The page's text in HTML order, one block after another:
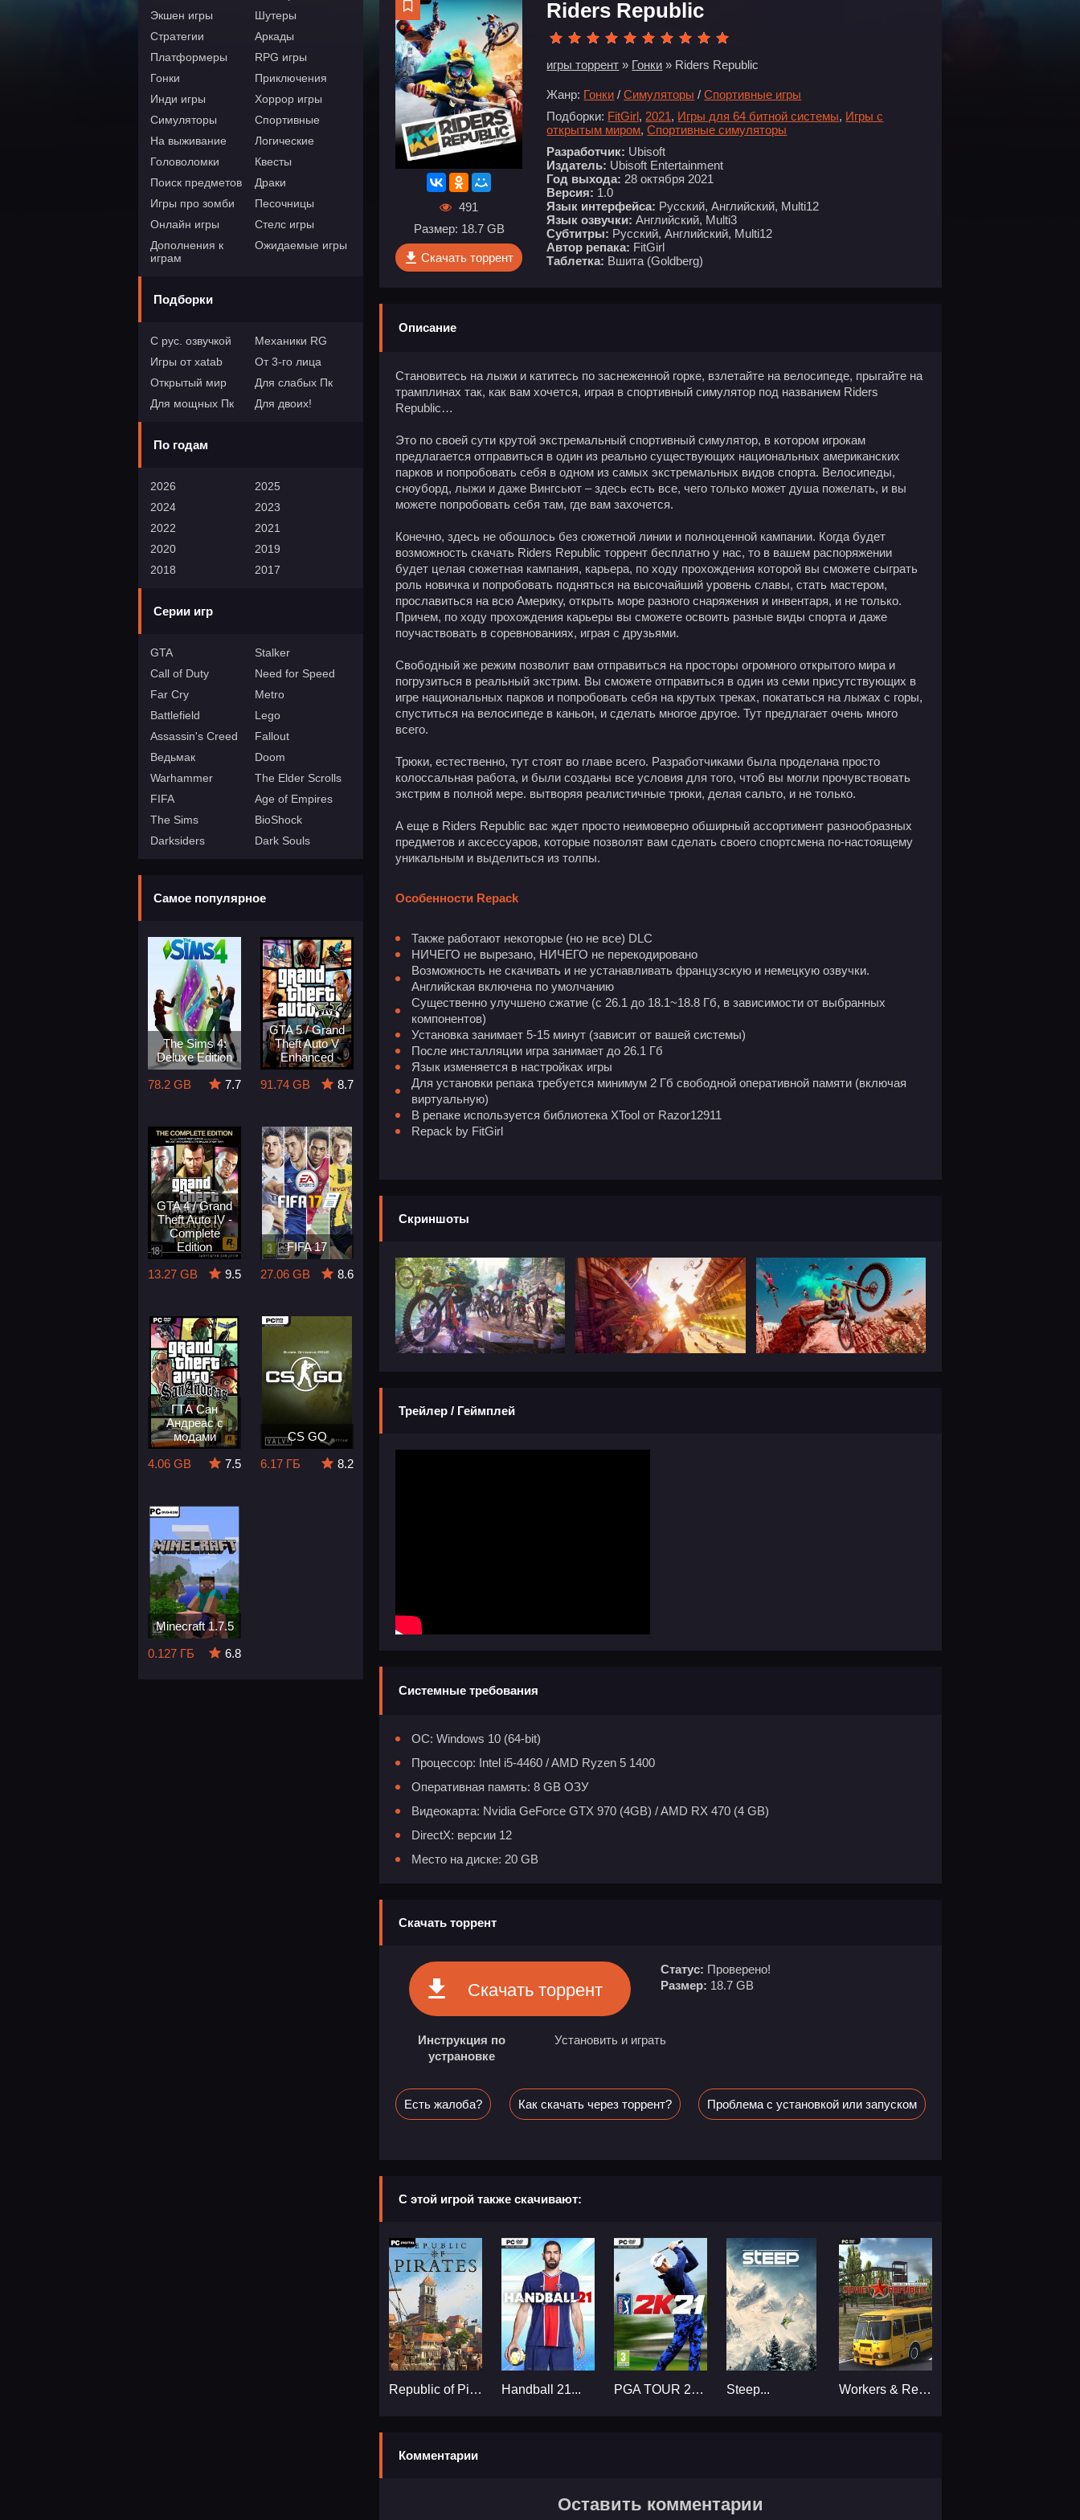
Экшен игры
Шутеры
Стратегии
Аркады
Платформеры
RPG игры
Гонки
Приключения
Инди игры
Хоррор игры
Симуляторы
Спортивные
На выживание
Логические
Головоломки
Квесты
Поиск предметов
Драки
Игры про зомби
Песочницы
Онлайн игры
Стелс игры
Дополнения к
играм
Ожидаемые игры
Подборки
С рус. озвучкой
Механики RG
Игры от xatab
От 3-го лица
Открытый мир
Для слабых Пк
Для мощных Пк
Для двоих!
По годам
2026
2025
2024
2023
2022
2021
2020
2019
2018
2017
Серии игр
GTA
Stalker
Call of Duty
Need for Speed
Far Cry
Metro
Battlefield
Lego
Assassin's Creed
Fallout
Ведьмак
Doom
Warhammer
The Elder Scrolls
FIFA
Age of Empires
The Sims
BioShock
Darksiders
Dark Souls
Самое популярное
The Sims 4:
Deluxe Edition
78.2 GB
7.7
GTA 5 / Grand
Theft Auto V
Enhanced
91.74 GB
8.7
GTA 4 / Grand
Theft Auto IV -
Complete
Edition
13.27 GB
9.5
FIFA 17
27.06 GB
8.6
ГТА Сан
Андреас с
модами
4.06 GB
7.5
CS GO
6.17 ГБ
8.2
Minecraft 1.7.5
0.127 ГБ
6.8
491
Размер: 18.7 GB
Скачать торрент
Riders Republic
игры торрент » Гонки » Riders Republic
Жанр: Гонки /Симуляторы /Спортивные игры
Подборки: FitGirl, 2021, Игры для 64 битной системы, Игры с
открытым миром,Спортивные симуляторы
Разработчик: Ubisoft
Издатель: Ubisoft Entertainment
Год выхода: 28 октября 2021
Версия: 1.0
Язык интерфейса: Русский, Английский, Multi12
Язык озвучки: Английский, Multi3
Субтитры: Русский, Английский, Multi12
Автор репака: FitGirl
Таблетка: Вшита (Goldberg)
Описание
Становитесь на лыжи и катитесь по заснеженной горке, взлетайте на велосипеде, прыгайте на
трамплинах так, как вам хочется, играя в спортивный симулятор под названием Riders
Republic…
Это по своей сути крутой экстремальный спортивный симулятор, в котором игрокам
предлагается отправиться в один из реально существующих национальных американских
парков и попробовать себя в одном из самых экстремальных видов спорта. Велосипеды,
сноуборд, лыжи и даже Вингсьют – здесь есть все, чего только может душа пожелать, и вы
можете попробовать себя там, где вам захочется.
Конечно, здесь не обошлось без сюжетной линии и полноценной кампании. Когда будет
возможность скачать Riders Republic торрент бесплатно у нас, то в вашем распоряжении
будет целая сюжетная кампания, карьера, по ходу прохождения которой вы сможете сыграть
роль новичка и попробовать подняться на высочайший уровень славы, стать мастером,
прославиться на всю Америку, открыть море разного снаряжения и инвентаря, и не только.
Причем, по ходу прохождения карьеры вы сможете освоить разные виды спорта и даже
поучаствовать в соревнованиях, играя с друзьями.
Свободный же режим позволит вам отправиться на просторы огромного открытого мира и
погрузиться в реальный экстрим. Вы сможете отправиться в один из семи присутствующих в
игре национальных парков и попробовать себя на крутых треках, покататься на лыжах с горы,
спуститься на велосипеде в каньон, и сделать многое другое. Тут предлагает очень много
всего.
Трюки, естественно, тут стоят во главе всего. Разработчиками была проделана просто
колоссальная работа, и были созданы все условия для того, чтоб вы могли прочувствовать
экстрим в полной мере. вытворяя реалистичные трюки, делая сальто, и не только.
А еще в Riders Republic вас ждет просто неимоверно обширный ассортимент разнообразных
предметов и аксессуаров, которые позволят вам сделать своего спортсмена по-настоящему
уникальным и выделиться из толпы.
Особенности Repack
Также работают некоторые (но не все) DLC
НИЧЕГО не вырезано, НИЧЕГО не перекодировано
Возможность не скачивать и не устанавливать французскую и немецкую озвучки.
Английская включена по умолчанию
Существенно улучшено сжатие (с 26.1 до 18.1~18.8 Гб, в зависимости от выбранных
компонентов)
Установка занимает 5-15 минут (зависит от вашей системы)
После инсталляции игра занимает до 26.1 Гб
Язык изменяется в настройках игры
Для установки репака требуется минимум 2 Гб свободной оперативной памяти (включая
виртуальную)
В репаке используется библиотека XTool от Razor12911
Repack by FitGirl
Скриншоты
Трейлер / Геймплей
Системные требования
ОС: Windows 10 (64-bit)
Процессор: Intel i5-4460 / AMD Ryzen 5 1400
Оперативная память: 8 GB ОЗУ
Видеокарта: Nvidia GeForce GTX 970 (4GB) / AMD RX 470 (4 GB)
DirectX: версии 12
Место на диске: 20 GB
Скачать торрент
Скачать торрент
Статус: Проверено!
Размер: 18.7 GB
Инструкция по
устрановке
Установить и играть
Есть жалоба? Как скачать через торрент? Проблема с установкой или запуском
С этой игрой также скачивают:
Republic of Pirates... Handball 21... PGA TOUR 2K21... Steep... Workers & Resources: Soviet Republic...
Комментарии
Оставить комментарии